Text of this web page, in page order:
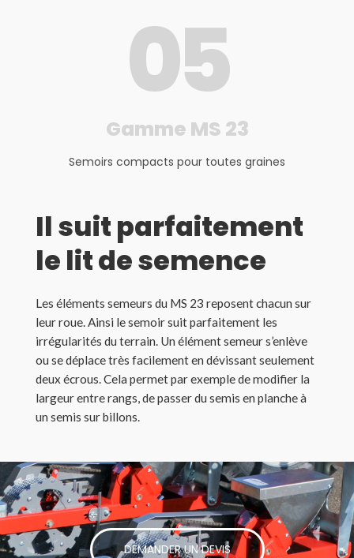
Gamme MS 23
05
Semoirs compacts pour toutes graines
Il suit parfaitement
le lit de semence
Les éléments semeurs du MS 23 reposent chacun sur
leur roue. Ainsi le semoir suit parfaitement les
irrégularités du terrain. Un élément semeur s’enlève
ou se déplace très facilement en dévissant seulement
deux écrous. Cela permet par exemple de modifier la
largeur entre rangs, de passer du semis en planche à
un semis sur billons.
DEMANDER UN DEVIS